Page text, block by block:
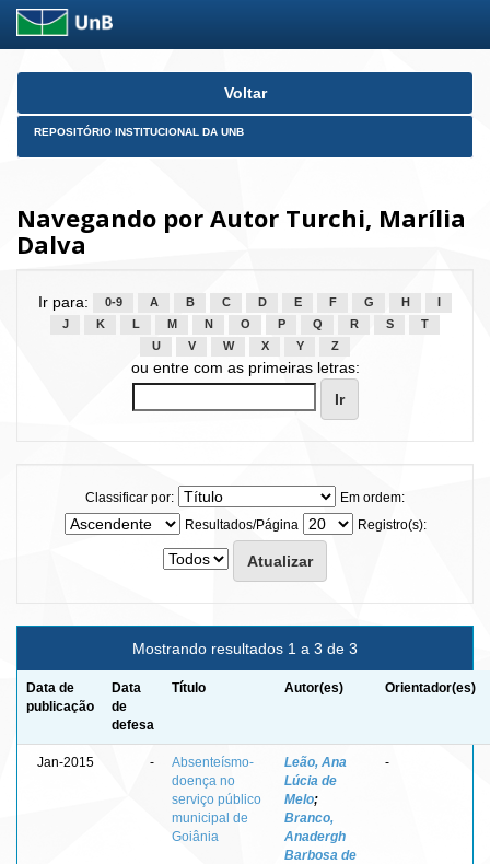
Skip
Voltar
REPOSITÓRIO INSTITUCIONAL DA UNB
Navegando por Autor Turchi, Marília
Dalva
Ir para: 0-9 A B C D E F G H
J
K L M N O P Q R S
T
U
V W X Y Z
ou entre com as primeiras letras:
Classificar por:
Em ordem:
Resultados/Página
Registro(s):
Mostrando resultados 1 a 3 de 3
Data de
publicação
Data
de
defesa
Título Autor(es) Orientador(es)
Jan-2015 -
Absenteísmo-
doença no
serviço público
municipal de
Goiânia
Leão, Ana
Lúcia de
Melo;
Branco,
Anadergh
Barbosa de
-